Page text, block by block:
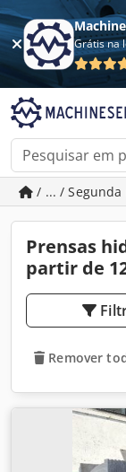
Grátis na
/ ... /
Prensas
partir de
Remover